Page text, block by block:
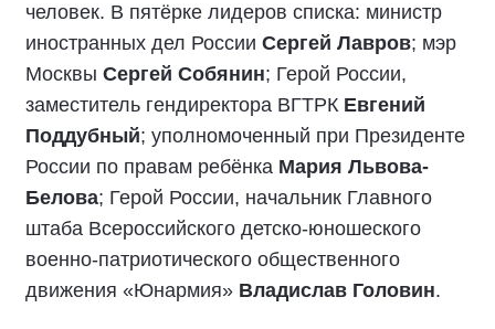
человек. В пятёрке лидеров списка: министр
иностранных дел России Сергей Лавров; мэр
Москвы Сергей Собянин; Герой России,
заместитель гендиректора ВГТРК Евгений
Поддубный; уполномоченный при Президенте
России по правам ребёнка Мария Львова-
Белова; Герой России, начальник Главного
штаба Всероссийского детско-юношеского
военно-патриотического общественного
движения «Юнармия» Владислав Головин.